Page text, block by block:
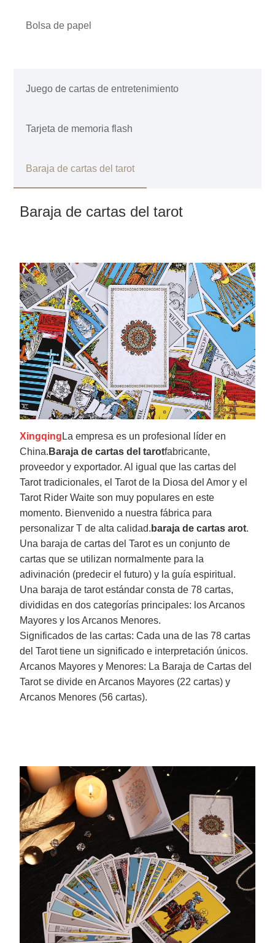
Bolsa de papel
Juego de cartas de entretenimiento
Tarjeta de memoria flash
Baraja de cartas del tarot
Baraja de cartas del tarot
Xingqing La empresa es un profesional líder en
China. Baraja de cartas del tarotfabricante,
proveedor y exportador. Al igual que las cartas del
Tarot tradicionales, el Tarot de la Diosa del Amor y el
Tarot Rider Waite son muy populares en este
momento. Bienvenido a nuestra fábrica para
personalizar T de alta calidad. baraja de cartas arot.
Una baraja de cartas del Tarot es un conjunto de
cartas que se utilizan normalmente para la
adivinación (predecir el futuro) y la guía espiritual.
Una baraja de tarot estándar consta de 78 cartas,
divididas en dos categorías principales: los Arcanos
Mayores y los Arcanos Menores.
Significados de las cartas: Cada una de las 78 cartas
del Tarot tiene un significado e interpretación únicos.
Arcanos Mayores y Menores: La Baraja de Cartas del
Tarot se divide en Arcanos Mayores (22 cartas) y
Arcanos Menores (56 cartas).